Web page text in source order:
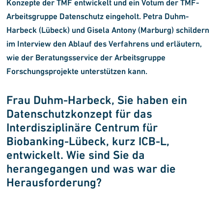
Konzepte der TMF entwickelt und ein Votum der TMF-
Arbeitsgruppe Datenschutz eingeholt. Petra Duhm-
Harbeck (Lübeck) und Gisela Antony (Marburg) schildern
im Interview den Ablauf des Verfahrens und erläutern,
wie der Beratungsservice der Arbeitsgruppe
Forschungsprojekte unterstützen kann.
Frau Duhm-Harbeck, Sie haben ein
Datenschutzkonzept für das
Interdisziplinäre Centrum für
Biobanking-Lübeck, kurz ICB-L,
entwickelt. Wie sind Sie da
herangegangen und was war die
Herausforderung?